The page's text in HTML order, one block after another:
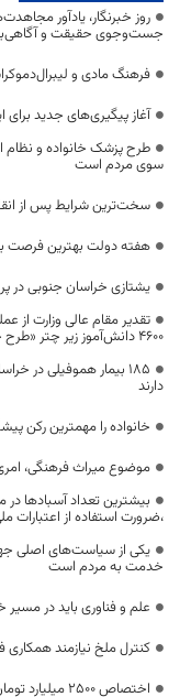
روز خبرنگار، یادآور
جست‌وجوی حقیقت و
فرهنگ مادی و
آغاز پیگیری‌های جدید
طرح پزشک خانواده و نظام
سوی مردم است
سخت‌ترین شرایط پس از
هفته دولت بهترین فرصت
یشتازی خراسان جنوبی در
تقدیر مقام عالی وزارت از
۴۶۰۰ دانش‌آموز زیر چتر «طرح حامی»
۱۸۵ بیمار هموفیلی
دارند
خانواده را مهمترین رکن
موضوع میراث فرهنگی،
بیشترین تعداد آسبادها
،ضرورت استفاده از اعتبارات
یکی از سیاست‌های اصلی
خدمت به مردم است
علم و فناوری باید در
کنترل ملخ نیازمند
اختصاص 2500 میلیارد تومان برای توسعه راه‌های دوبانده خراسان جنوبی